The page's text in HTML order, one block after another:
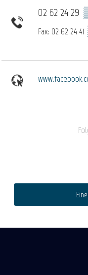
02 62 24 29
Fax: 02 62 24 41